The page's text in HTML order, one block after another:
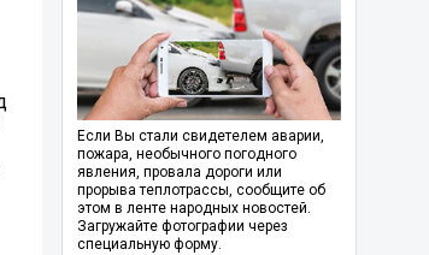
Если Вы стали свидетелем аварии,
пожара, необычного погодного
явления, провала дороги или
прорыва теплотрассы, сообщите об
этом в ленте народных новостей.
Загружайте фотографии через
специальную форму.